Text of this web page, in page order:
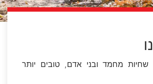
שחיות מחמד ובני אדם, טובים יותר